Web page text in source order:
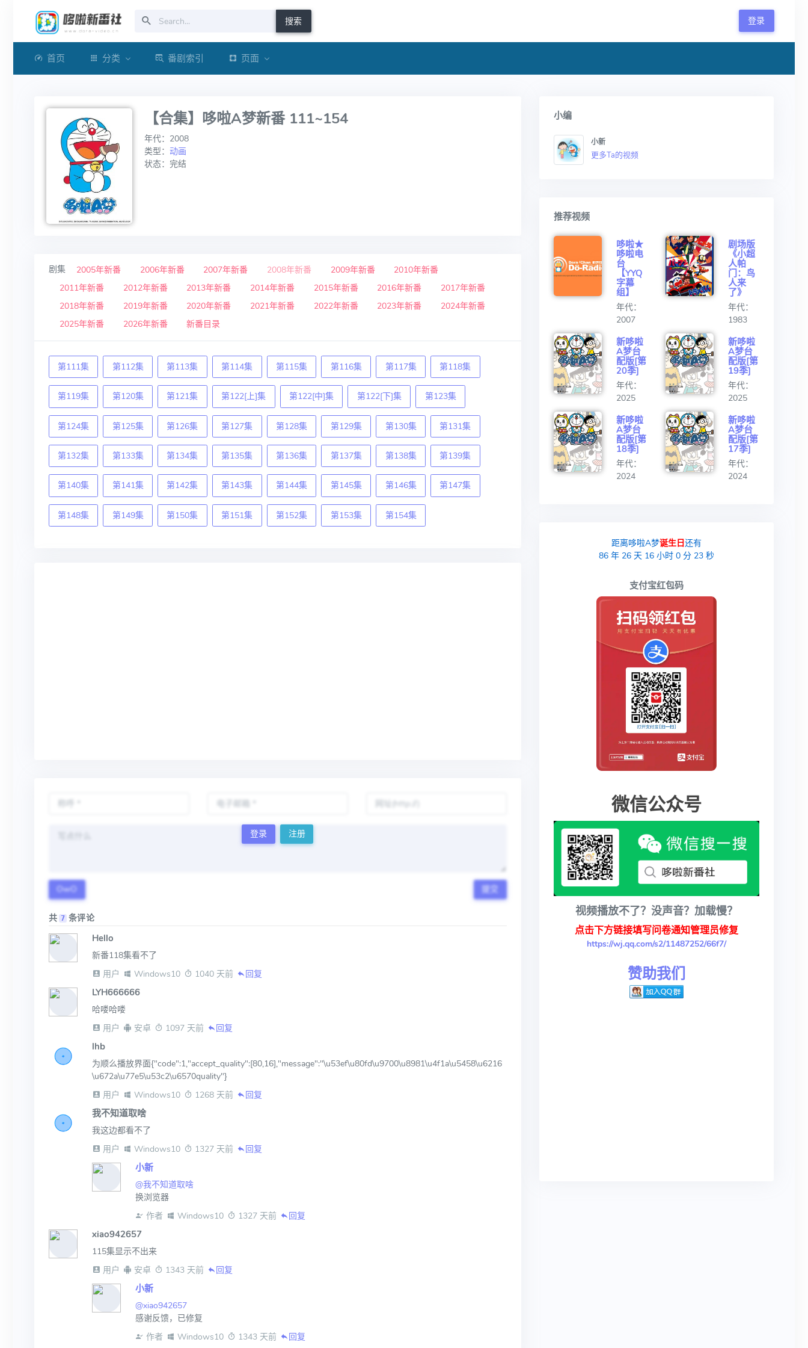
登录
搜索
首页 分类 番剧索引 页面
【合集】哆啦A梦新番 111~154
年代：2008
类型：动画
状态：完结
剧集 2005年新番 2006年新番 2007年新番 2008年新番 2009年新番
2010年新番
2011年新番
2012年新番 2013年新番 2014年新番 2015年新番 2016年新番
2017年新番
2018年新番
2019年新番 2020年新番 2021年新番 2022年新番 2023年新番
2024年新番
2025年新番
2026年新番 新番目录
第111集 第112集 第113集 第114集 第115集 第116集 第117集 第118集
第119集 第120集 第121集 第122[上]集 第122[中]集 第122[下]集 第123集
第124集 第125集 第126集 第127集 第128集 第129集 第130集 第131集
第132集 第133集 第134集 第135集 第136集 第137集 第138集 第139集
第140集 第141集 第142集 第143集 第144集 第145集 第146集 第147集
第148集 第149集 第150集 第151集 第152集 第153集 第154集
登录 注册
OwO
共 7 条评论
Hello
新番118集看不了
用户
Windows10 1040 天前 回复
LYH666666
哈喽哈喽
用户
安卓 1097 天前 回复
lhb
为顺么播放界面{"code":1,"accept_quality":[80,16],"message":"\u53ef\u80fd\u9700\u8981\u4f1a\u5458\u6216
\u672a\u77e5\u53c2\u6570quality"}
用户
Windows10 1268 天前 回复
我不知道取啥
我这边都看不了
用户
Windows10 1327 天前 回复
小新
@我不知道取啥
换浏览器
作者
Windows10 1327 天前 回复
xiao942657
115集显示不出来
用户
安卓 1343 天前 回复
小新
@xiao942657
感谢反馈，已修复
作者
Windows10 1343 天前 回复
小编
小新
更多Ta的视频
推荐视频
哆啦★
哆啦电
台
【YYQ
字幕
组】
年代：
2007
剧场版
《小超
人帕
门：鸟
人来
了》
年代：
1983
新哆啦
A梦台
配版[第
20季]
年代：
2025
新哆啦
A梦台
配版[第
19季]
年代：
2025
新哆啦
A梦台
配版[第
18季]
年代：
2024
新哆啦
A梦台
配版[第
17季]
年代：
2024
距离哆啦A梦诞生日还有
86年 26 天 16小时 0分 23秒
支付宝红包码
微信公众号
视频播放不了？没声音？加载慢？
点击下方链接填写问卷通知管理员修复
https://wj.qq.com/s2/11487252/66f7/
赞助我们